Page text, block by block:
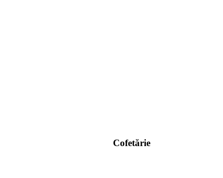
Cofetărie